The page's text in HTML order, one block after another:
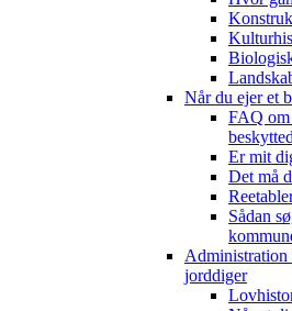
Når du ejer et
FAQ
Er mit
Det må
Sådan
Administration
jorddiger